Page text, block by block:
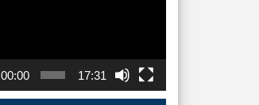
00:00 17:31